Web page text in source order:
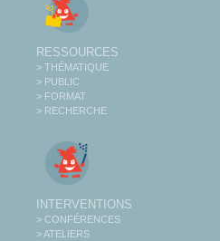
RESSOURCES
> THÉMATIQUE
> PUBLIC
> FORMAT
> RECHERCHE
INTERVENTIONS
> CONFÉRENCES
> ATELIERS